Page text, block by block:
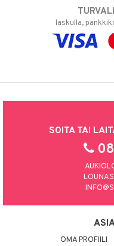
laskulla,
SOITA TAI
OMA PROFIILI